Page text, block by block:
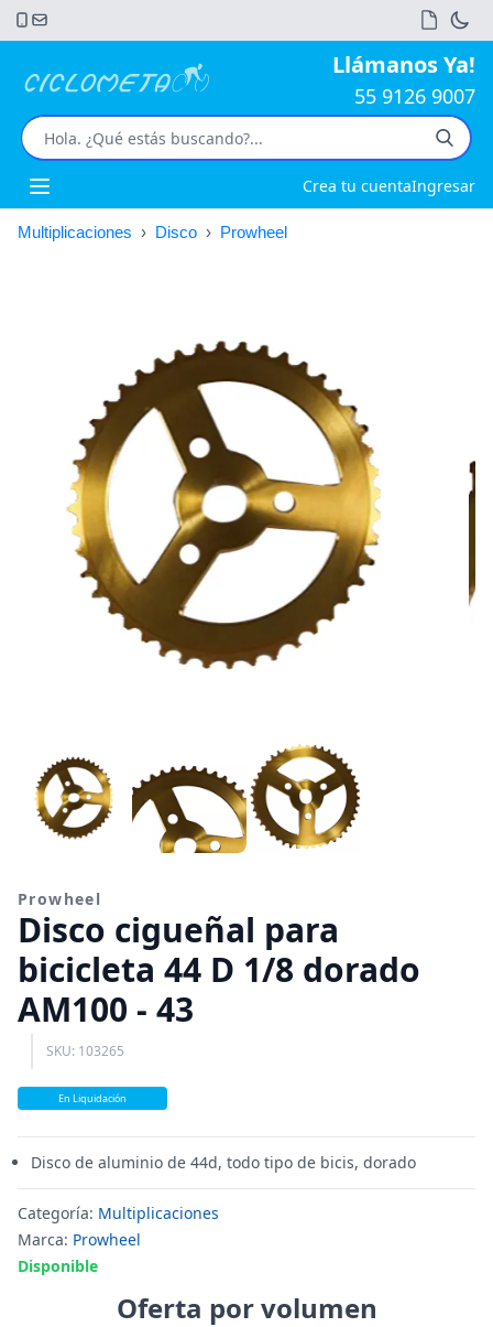
Llámanos Ya!
55 9126 9007
Open main menu Crea tu cuentaIngresar
Multiplicaciones › Disco › Prowheel
Prowheel
Disco cigueñal para
bicicleta 44 D 1/8 dorado
AM100 - 43
SKU: 103265
En Liquidación
Disco de aluminio de 44d, todo tipo de bicis, dorado
Categoría: Multiplicaciones
Marca: Prowheel
Disponible
Oferta por volumen